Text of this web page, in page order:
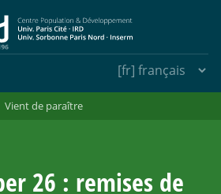
Vient de paraître
26 : remises de